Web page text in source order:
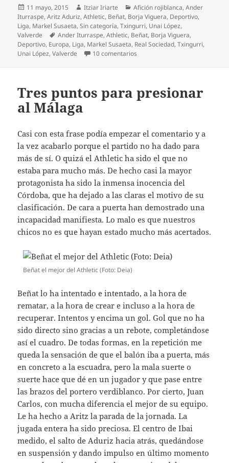
Publicado
el
11 mayo, 2015 Autor
Itziar Iriarte Categorías
Afición rojiblanca,Ander
Iturraspe,Aritz Aduriz,Athletic, Beñat, Borja Viguera, Deportivo,
Liga, Markel Susaeta,Sin categoría,Txingurri, Unai López,
Valverde
Etiquetas
Ander Iturraspe,Athletic, Beñat, Borja Viguera,
Deportivo, Europa, Liga, Markel Susaeta, Real Sociedad,Txingurri,
Unai López,Valverde 10 comentarios
Tres puntos para presionar
al Málaga
Casi con esta frase podía empezar el comentario y a
la vez acabarlo porque el partido no ha dado para
más de sí. O quizá el Athletic ha sido el que no
estaba para mucho más. De hecho casi la mayor
protagonista ha sido la inmensa inocencia del
Córdoba, que ha dejado a las claras el motivo de su
clasificación. De cara a puerta han demostrado una
incapacidad manifiesta. Lo malo es que nuestros
chicos no es que hayan estado mucho más acertados.
Beñat el mejor del Athletic (Foto: Deia)
Beñat lo ha intentado e intentado, a la hora de
rematar, a la hora de crear e incluso a la hora de
recuperar. Intentos y encima un gol. Gol que no ha
sido directo sino gracias a un rebote, completándose
así el cuadro. De todas formas, en la repetición me
queda la sensación de que el balón iba a puerta, más
en concreto a la escuadra, pero la mala suerte o
suerte hace que dé en un jugador y que pase entre
las brazos del portero verdiblanco. Por cierto, Juan
Carlos, con mucha diferencia el mejor de su equipo.
Le ha hecho a Aritz la parada de la jornada. La
jugada entera ha sido preciosa. El centro de Ibai
medido, el salto de Aduriz hacia atrás, quedándose
en suspensión y dando impulso en último momento